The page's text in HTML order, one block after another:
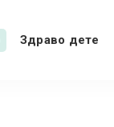
Здраво дете